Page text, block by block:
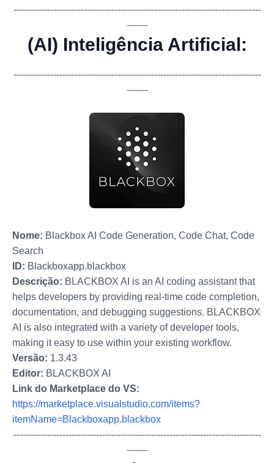
---------------------------------------------------------------------------------
-------
(AI) Inteligência Artificial:
---------------------------------------------------------------------------------
-------
Nome: Blackbox AI Code Generation, Code Chat, Code
Search
ID: Blackboxapp.blackbox
Descrição: BLACKBOX AI is an AI coding assistant that
helps developers by providing real-time code completion,
documentation, and debugging suggestions. BLACKBOX
AI is also integrated with a variety of developer tools,
making it easy to use within your existing workflow.
Versão: 1.3.43
Editor: BLACKBOX AI
Link do Marketplace do VS:
https://marketplace.visualstudio.com/items?
itemName=Blackboxapp.blackbox
---------------------------------------------------------------------------------
-------